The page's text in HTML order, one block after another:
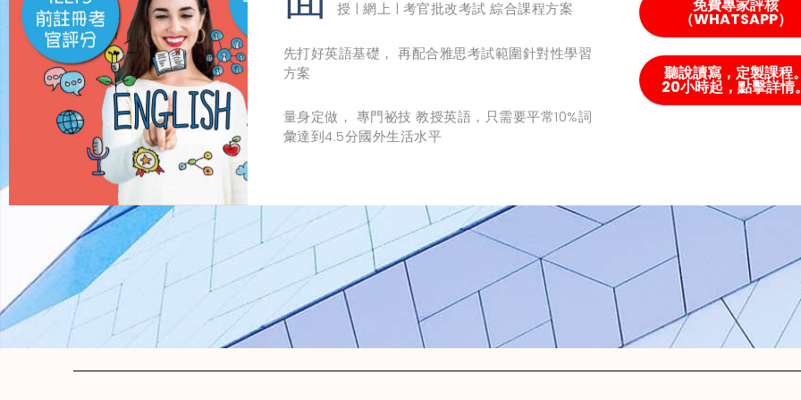
授 | 網上 | 考官批改考試 綜合課程方案
先打好英語基礎， 再配合雅思考試範圍針對性學習
方案
量身定做， 專門祕技 教授英語，只需要平常10%詞
彙達到4.5分國外生活水平
免費專家評核
（WHATSAPP）
聽說讀寫，定製課程
20小時起，點擊詳情